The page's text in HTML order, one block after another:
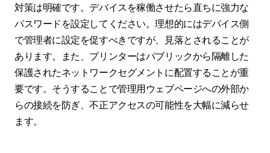
対策は明確です。デバイスを稼働させたら直ちに強力な
パスワードを設定してください。理想的にはデバイス側
で管理者に設定を促すべきですが、見落とされることが
あります。また、プリンターはパブリックから隔離した
保護されたネットワークセグメントに配置することが重
要です。そうすることで管理用ウェブページへの外部か
らの接続を防ぎ、不正アクセスの可能性を大幅に減らせ
ます。